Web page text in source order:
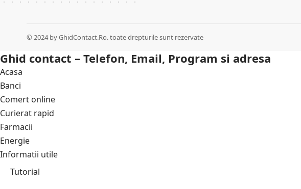
© 2024 byGhidContact.Ro. toate drepturile sunt rezervate
Ghid contact – Telefon, Email, Program si adresa
Acasa
Banci
Comert online
Curierat rapid
Farmacii
Energie
Informatii utile
Tutorial